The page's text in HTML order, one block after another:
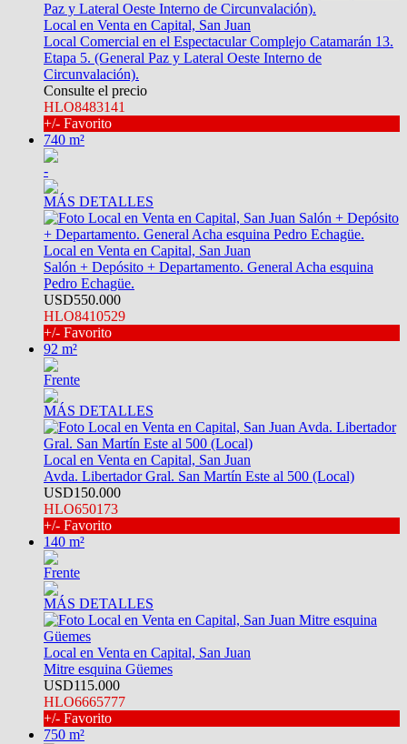
Local en Venta en Capital, San Juan
Local Comercial en el Espectacular Complejo Catamarán 13.
Etapa 5. (General Paz y Lateral Oeste Interno de
Circunvalación).
Consulte el precio
HLO8483141
+/- Favorito
740 m²
-
MÁS DETALLES
Local en Venta en Capital, San Juan
Salón + Depósito + Departamento. General Acha esquina
Pedro Echagüe.
USD550.000
HLO8410529
+/- Favorito
92 m²
Frente
MÁS DETALLES
Local en Venta en Capital, San Juan
Avda. Libertador Gral. San Martín Este al 500 (Local)
USD150.000
HLO650173
+/- Favorito
140 m²
Frente
MÁS DETALLES
Local en Venta en Capital, San Juan
Mitre esquina Güemes
USD115.000
HLO6665777
+/- Favorito
750 m²